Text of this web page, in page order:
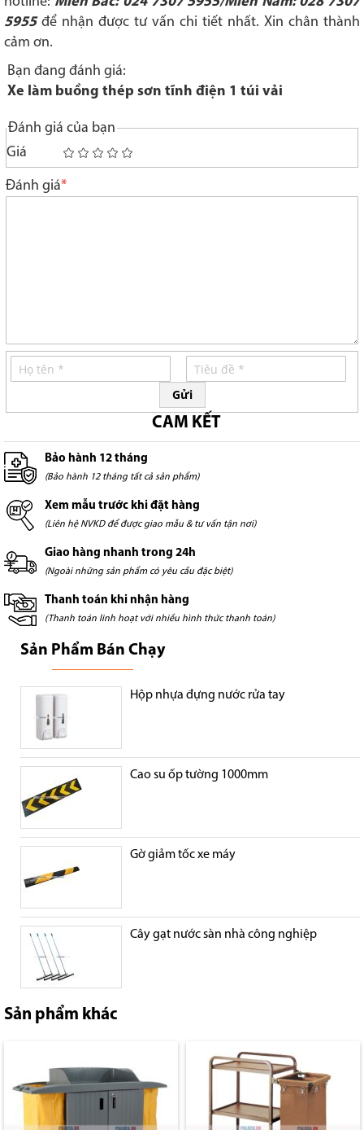
5955để nhận được tư vấn chi tiết nhất. Xin chân thành
cảm ơn.
Bạn đang đánh giá:
Xe làm buồng thép sơn tĩnh điện 1 túi vải
Đánh giá của bạn
Giá
1
star
2
stars
3
stars
4
stars
5
stars
Đánh giá
Gửi
CAM KẾT
Bảo hành 12 tháng
(Bảo hành 12 tháng tất cả sản phẩm)
Xem mẫu trước khi đặt hàng
(Liên hệ NVKD để được giao mẫu & tư vấn tận nơi)
Giao hàng nhanh trong 24h
(Ngoài những sản phẩm có yêu cầu đặc biệt)
Thanh toán khi nhận hàng
(Thanh toán linh hoạt với nhiều hình thức thanh toán)
Sản Phẩm Bán Chạy
Hộp nhựa đựng nước rửa tay
Cao su ốp tường 1000mm
Gờ giảm tốc xe máy
Cây gạt nước sàn nhà công nghiệp
Sản phẩm khác